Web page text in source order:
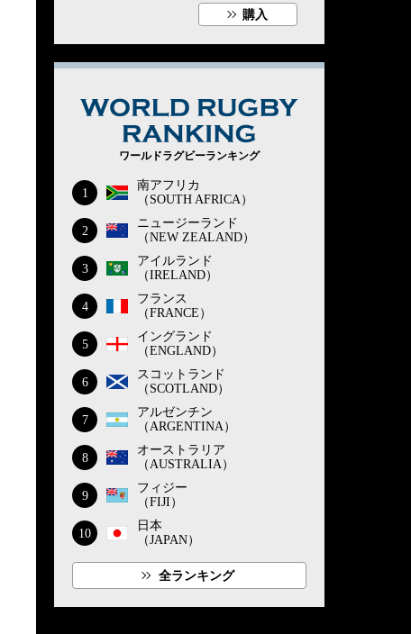
購入
ワールドラグビーランキング
1
南アフリカ
（SOUTH AFRICA）
2
ニュージーランド
（NEW ZEALAND）
3
アイルランド
（IRELAND）
4
フランス
（FRANCE）
5
イングランド
（ENGLAND）
6
スコットランド
（SCOTLAND）
7
アルゼンチン
（ARGENTINA）
8
オーストラリア
（AUSTRALIA）
9
フィジー
（FIJI）
10
日本
（JAPAN）
全ランキング